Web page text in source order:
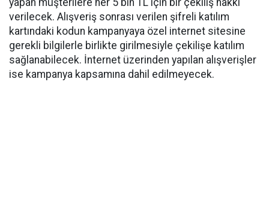
yapan müşterilere her 5 bin TL için bir çekiliş hakkı
verilecek. Alışveriş sonrası verilen şifreli katılım
kartındaki kodun kampanyaya özel internet sitesine
gerekli bilgilerle birlikte girilmesiyle çekilişe katılım
sağlanabilecek. İnternet üzerinden yapılan alışverişler
ise kampanya kapsamına dahil edilmeyecek.